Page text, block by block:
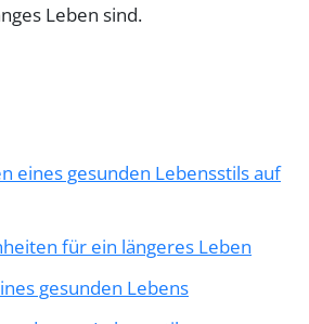
Leben sind.
eines gesunden Lebensstils auf
für ein längeres Leben
gesunden Lebens